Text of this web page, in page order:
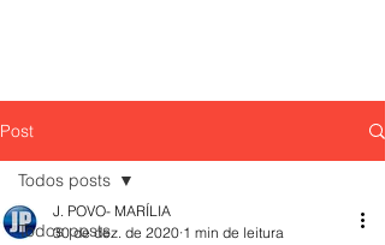
Post
Todos posts
Todos posts
J. POVO- MARÍLIA
30 de dez. de 2020 1 min de leitura